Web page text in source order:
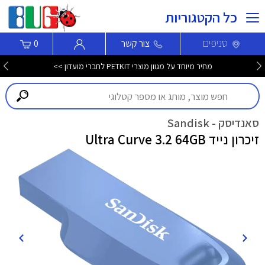
כל הקטגוריות
סניפים צור קשר 0
מחיר מיוחד על מגוון מוצרי PETKIT לחברי מועדון >>
סאנדיסק - Sandisk
זיכרון נייד Ultra Curve 3.2 64GB